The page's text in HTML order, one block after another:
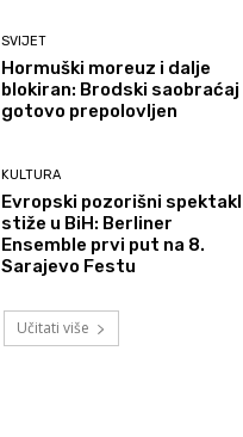
SVIJET
Hormuški moreuz i dalje
blokiran: Brodski saobraćaj
gotovo prepolovljen
KULTURA
Evropski pozorišni spektakl
stiže u BiH: Berliner
Ensemble prvi put na 8.
Sarajevo Festu
Učitati više